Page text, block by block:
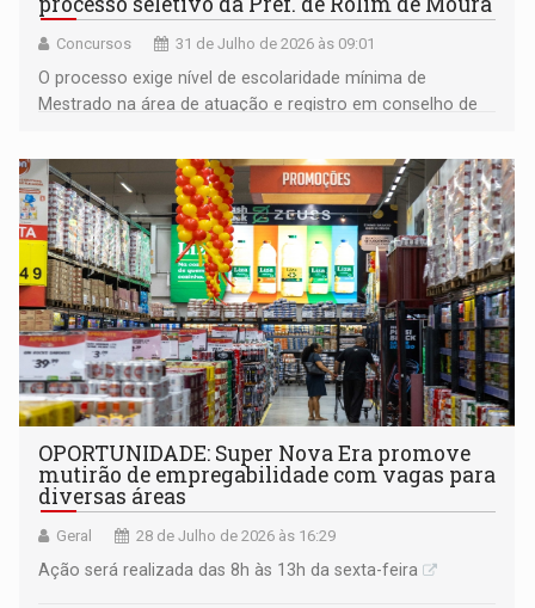
Concursos 31 de Julho de 2026 às 09:01
O processo exige nível de escolaridade mínima de
Mestrado na área de atuação e registro em conselho de
OPORTUNIDADE: Super Nova Era promove
mutirão de empregabilidade com vagas para
diversas áreas
Geral 28 de Julho de 2026 às 16:29
Ação será realizada das 8h às 13h da sexta-feira